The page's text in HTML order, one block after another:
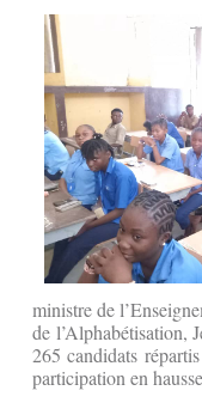
ministre de
de l’Alphabétisation,
265 candidats
participation en